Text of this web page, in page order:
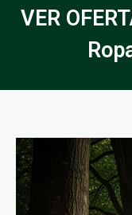
VER